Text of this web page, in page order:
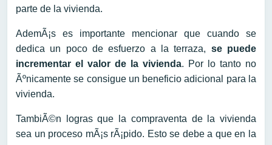
parte de la vivienda.
AdemÃ¡s es importante mencionar que cuando se
dedica un poco de esfuerzo a la terraza, se puede
incrementar el valor de la vivienda. Por lo tanto no
Ãºnicamente se consigue un beneficio adicional para la
vivienda.
TambiÃ©n logras que la compraventa de la vivienda
sea un proceso mÃ¡s rÃ¡pido. Esto se debe a que en la